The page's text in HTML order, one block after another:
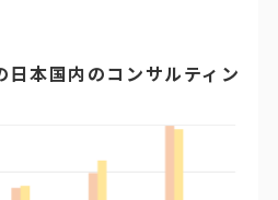
本国内のコンサルティン